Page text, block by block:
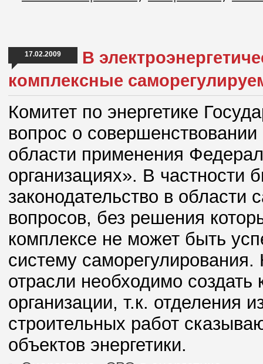
17.02.2009
В
комплексные
Комитет по энергетике
вопрос о
области применения
организациях». В частности
законодательство в области
вопросов, без решения
комплексе не может быть
систему саморегулирования.
отрасли необходимо
организации, т.к. отделения
строительных работ
объектов энергетики.